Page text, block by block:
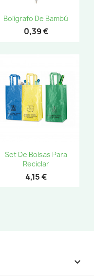
Bolígrafo De Bambú
0,39 €
Set De Bolsas Para
Reciclar
4,15 €
